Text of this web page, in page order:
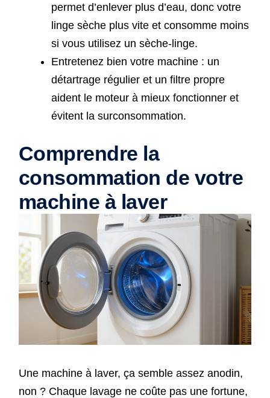
permet d’enlever plus d’eau, donc votre
linge sèche plus vite et consomme moins
si vous utilisez un sèche-linge.
Entretenez bien votre machine : un
détartrage régulier et un filtre propre
aident le moteur à mieux fonctionner et
évitent la surconsommation.
Comprendre la
consommation de votre
machine à laver
Une machine à laver, ça semble assez anodin,
non ? Chaque lavage ne coûte pas une fortune,